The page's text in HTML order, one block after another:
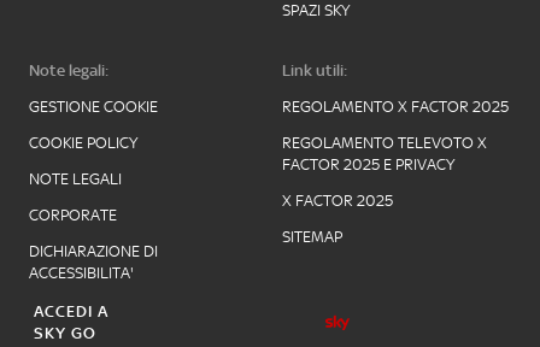
SPAZI SKY
Note legali:
GESTIONE COOKIE
COOKIE POLICY
NOTE LEGALI
CORPORATE
DICHIARAZIONE DI
ACCESSIBILITA'
Link utili:
REGOLAMENTO X FACTOR 2025
REGOLAMENTO TELEVOTO X
FACTOR 2025 E PRIVACY
X FACTOR 2025
SITEMAP
ACCEDI A
SKY GO